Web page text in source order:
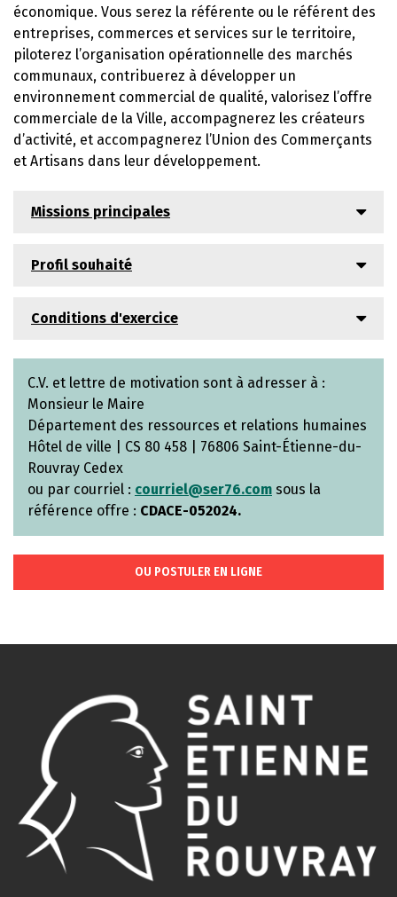
économique. Vous serez la référente ou le référent des
entreprises, commerces et services sur le territoire,
piloterez l’organisation opérationnelle des marchés
communaux, contribuerez à développer un
environnement commercial de qualité, valorisez l’offre
commerciale de la Ville, accompagnerez les créateurs
d’activité, et accompagnerez l’Union des Commerçants
et Artisans dans leur développement.
Missions principales
Profil souhaité
Conditions d'exercice
C.V. et lettre de motivation sont à adresser à :
Monsieur le Maire
Département des ressources et relations humaines
Hôtel de ville | CS 80 458 | 76806 Saint-Étienne-du-
Rouvray Cedex
ou par courriel : courriel@ser76.com sous la
référence offre : CDACE-052024.
OU POSTULER EN LIGNE